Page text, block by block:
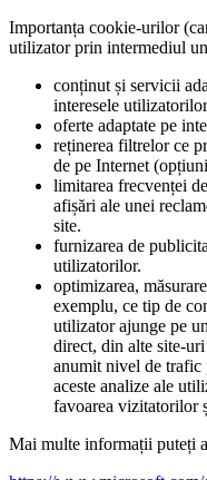
Importanța cookie-urilor
utilizator prin intermediul
conținut și servicii
interesele
oferte adaptate pe
reținerea filtrelor ce
de pe Internet
limitarea frecvenței
afișări ale unei
site.
furnizarea de
utilizatorilor.
optimizarea,
exemplu, ce tip de
utilizator ajunge pe
direct, din alte site-
anumit nivel de trafic
aceste analize ale
favoarea vizitatorilor
Mai multe informații puteți